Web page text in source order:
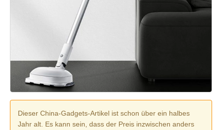
Dieser China-Gadgets-Artikel ist schon über ein halbes
Jahr alt. Es kann sein, dass der Preis inzwischen anders